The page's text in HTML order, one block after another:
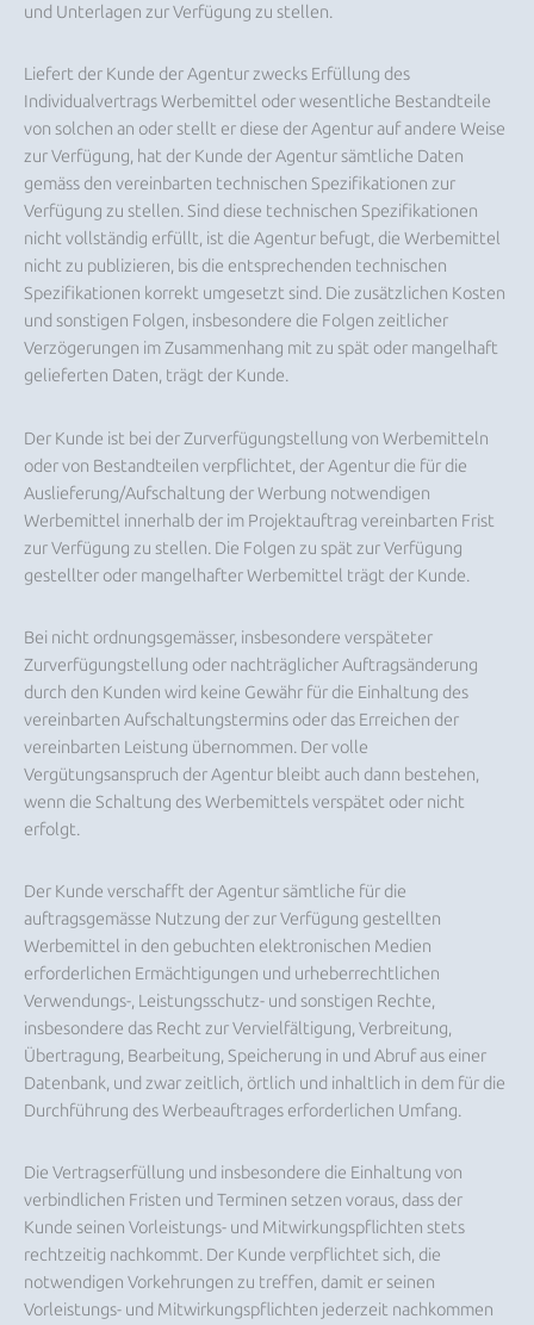
und Unterlagen zur Verfügung zu stellen.
Liefert der Kunde der Agentur zwecks Erfüllung des
Individualvertrags Werbemittel oder wesentliche Bestandteile
von solchen an oder stellt er diese der Agentur auf andere Weise
zur Verfügung, hat der Kunde der Agentur sämtliche Daten
gemäss den vereinbarten technischen Spezifikationen zur
Verfügung zu stellen. Sind diese technischen Spezifikationen
nicht vollständig erfüllt, ist die Agentur befugt, die Werbemittel
nicht zu publizieren, bis die entsprechenden technischen
Spezifikationen korrekt umgesetzt sind. Die zusätzlichen Kosten
und sonstigen Folgen, insbesondere die Folgen zeitlicher
Verzögerungen im Zusammenhang mit zu spät oder mangelhaft
gelieferten Daten, trägt der Kunde.
Der Kunde ist bei der Zurverfügungstellung von Werbemitteln
oder von Bestandteilen verpflichtet, der Agentur die für die
Auslieferung/Aufschaltung der Werbung notwendigen
Werbemittel innerhalb der im Projektauftrag vereinbarten Frist
zur Verfügung zu stellen. Die Folgen zu spät zur Verfügung
gestellter oder mangelhafter Werbemittel trägt der Kunde.
Bei nicht ordnungsgemässer, insbesondere verspäteter
Zurverfügungstellung oder nachträglicher Auftragsänderung
durch den Kunden wird keine Gewähr für die Einhaltung des
vereinbarten Aufschaltungstermins oder das Erreichen der
vereinbarten Leistung übernommen. Der volle
Vergütungsanspruch der Agentur bleibt auch dann bestehen,
wenn die Schaltung des Werbemittels verspätet oder nicht
erfolgt.
Der Kunde verschafft der Agentur sämtliche für die
auftragsgemässe Nutzung der zur Verfügung gestellten
Werbemittel in den gebuchten elektronischen Medien
erforderlichen Ermächtigungen und urheberrechtlichen
Verwendungs-, Leistungsschutz- und sonstigen Rechte,
insbesondere das Recht zur Vervielfältigung, Verbreitung,
Übertragung, Bearbeitung, Speicherung in und Abruf aus einer
Datenbank, und zwar zeitlich, örtlich und inhaltlich in dem für die
Durchführung des Werbeauftrages erforderlichen Umfang.
Die Vertragserfüllung und insbesondere die Einhaltung von
verbindlichen Fristen und Terminen setzen voraus, dass der
Kunde seinen Vorleistungs- und Mitwirkungspflichten stets
rechtzeitig nachkommt. Der Kunde verpflichtet sich, die
notwendigen Vorkehrungen zu treffen, damit er seinen
Vorleistungs- und Mitwirkungspflichten jederzeit nachkommen